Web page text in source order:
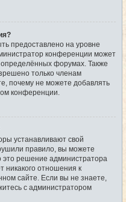
предоставлено на уровне
конференции может
форумах. Также
только членам
почему не можете добавлять
конференции.
устанавливают свой
правило, вы можете
это решение администратора
никакого отношения к
сайте. Если вы не знаете,
с администратором